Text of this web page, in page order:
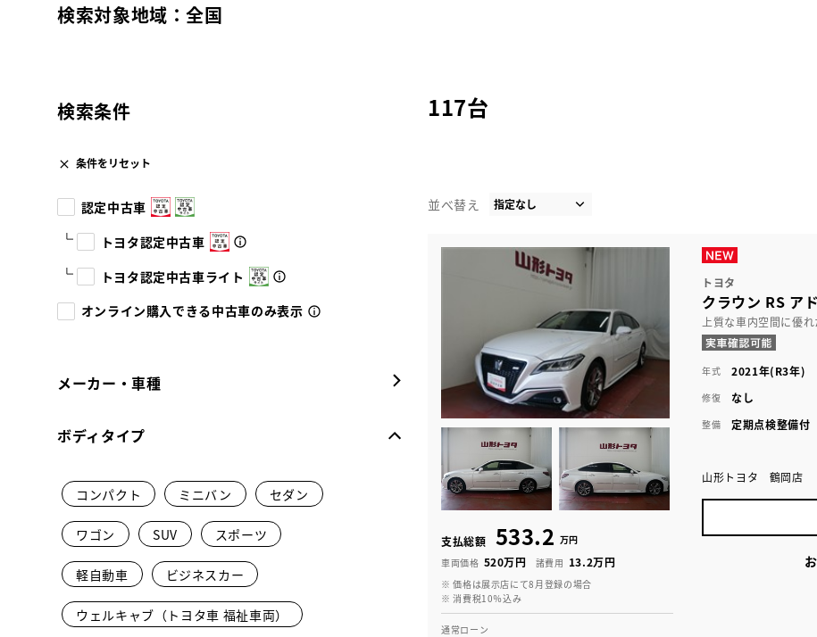
検索対象地域：全国
検索条件
条件をリセット
認定中古車
トヨタ認定中古車
トヨタ認定中古車ライト
オンライン購入できる中古車のみ表示
メーカー・車種
ボディタイプ
コンパクト ミニバン セダン
ワゴン SUV スポーツ
軽自動車 ビジネスカー
ウェルキャブ（トヨタ車 福祉車両）
117台
並べ替え
支払総額 533.2 万円
車両価格 520万円 諸費用 13.2万円
※ 価格は展示店にて8月登録の場合
※ 消費税10％込み
通常ローン
トヨタ
クラウン RS ア
上質な車内空間に優
年式 2021年(R3年)
修復 なし
整備 定期点検整備付
山形トヨタ 鶴岡店